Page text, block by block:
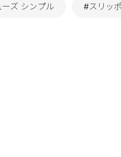
ズ シンプル #スリッ